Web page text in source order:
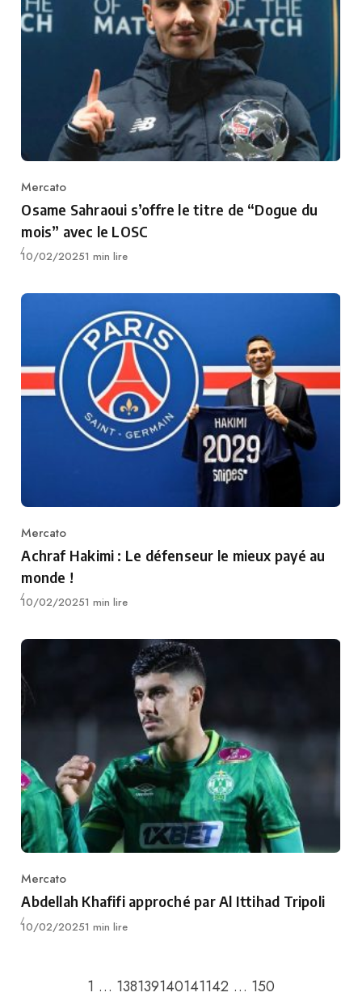
Category
Mercato
Osame Sahraoui s’offre le titre de “Dogue du
mois” avec le LOSC
Publié
10/02/20251 min lire
Category
Mercato
Achraf Hakimi : Le défenseur le mieux payé au
monde !
Publié
10/02/20251 min lire
Category
Mercato
Abdellah Khafifi approché par Al Ittihad Tripoli
Publié
10/02/20251 min lire
Retour à la page précédente
1 … 138139140141142 … 150